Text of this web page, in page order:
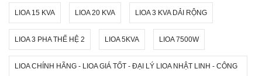
LIOA 15 KVA LIOA 20 KVA LIOA 3 KVA DẢI RỘNG
LIOA 3 PHA THẾ HỆ 2 LIOA 5KVA LIOA 7500W
LIOA CHÍNH HÃNG - LIOA GIÁ TỐT - ĐẠI LÝ LIOA NHẬT LINH - CÔNG